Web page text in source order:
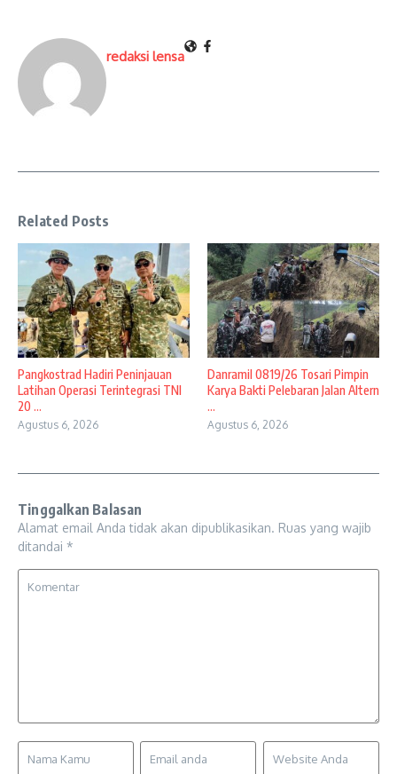
redaksi lensa
Related Posts
Pangkostrad Hadiri Peninjauan
Latihan Operasi Terintegrasi TNI
20 ...
Agustus 6, 2026
Danramil 0819/26 Tosari Pimpin
Karya Bakti Pelebaran Jalan Altern
...
Agustus 6, 2026
Tinggalkan Balasan
Alamat email Anda tidak akan dipublikasikan. Ruas yang wajib
ditandai *